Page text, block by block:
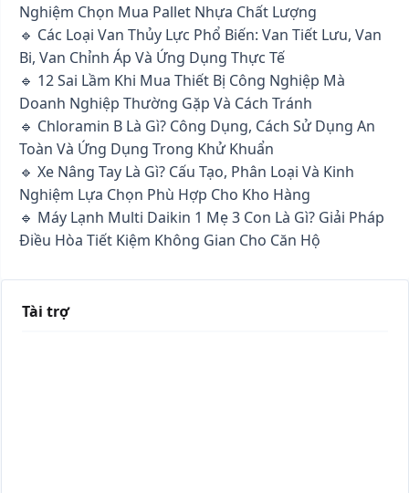
Nghiệm Chọn Mua Pallet Nhựa Chất Lượng
🔹 Các Loại Van Thủy Lực Phổ Biến: Van Tiết Lưu, Van
Bi, Van Chỉnh Áp Và Ứng Dụng Thực Tế
🔹 12 Sai Lầm Khi Mua Thiết Bị Công Nghiệp Mà
Doanh Nghiệp Thường Gặp Và Cách Tránh
🔹 Chloramin B Là Gì? Công Dụng, Cách Sử Dụng An
Toàn Và Ứng Dụng Trong Khử Khuẩn
🔹 Xe Nâng Tay Là Gì? Cấu Tạo, Phân Loại Và Kinh
Nghiệm Lựa Chọn Phù Hợp Cho Kho Hàng
🔹 Máy Lạnh Multi Daikin 1 Mẹ 3 Con Là Gì? Giải Pháp
Điều Hòa Tiết Kiệm Không Gian Cho Căn Hộ
Tài trợ